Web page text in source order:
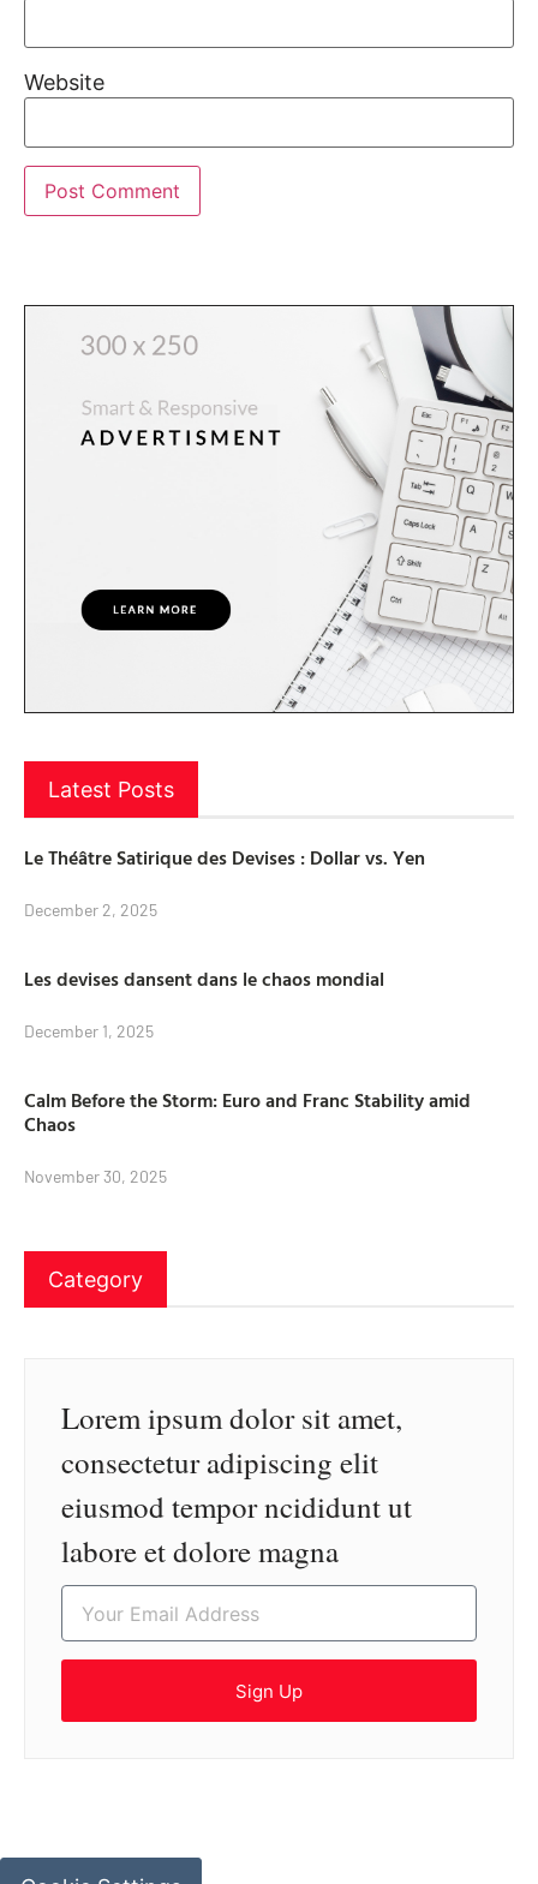
Website
Latest Posts
Le Théâtre Satirique des Devises : Dollar vs. Yen
December 2, 2025
Les devises dansent dans le chaos mondial
December 1, 2025
Calm Before the Storm: Euro and Franc Stability amid
Chaos
November 30, 2025
Category
Lorem ipsum dolor sit amet,
consectetur adipiscing elit
eiusmod tempor ncididunt ut
labore et dolore magna
Sign Up